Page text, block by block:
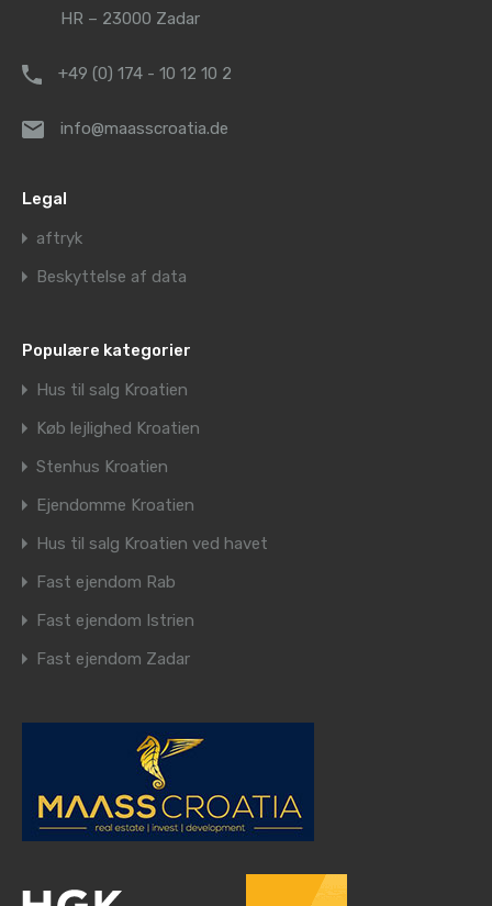
HR – 23000 Zadar
+49 (0) 174 - 10 12 10 2
info@maasscroatia.de
Legal
aftryk
Beskyttelse af data
Populære kategorier
Hus til salg Kroatien
Køb lejlighed Kroatien
Stenhus Kroatien
Ejendomme Kroatien
Hus til salg Kroatien ved havet
Fast ejendom Rab
Fast ejendom Istrien
Fast ejendom Zadar